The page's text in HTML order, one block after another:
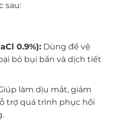
sau:
0.9%):Dùng để vệ
bỏ bụi bẩn và dịch tiết
làm dịu mắt, giảm
trợ quá trình phục hồi